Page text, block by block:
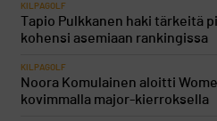
KILPAGOLF
Tapio Pulkkanen haki tärkeitä
kohensi asemiaan rankingissa
KILPAGOLF
Noora Komulainen aloitti
kovimmalla major-kierroksella